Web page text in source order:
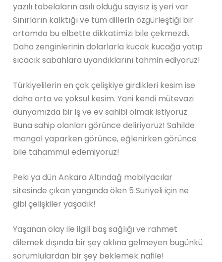
yazılı tabelaların asılı olduğu sayısız iş yeri var.
Sınırların kalktığı ve tüm dillerin özgürleştiği bir
ortamda bu elbette dikkatimizi bile çekmezdi.
Daha zenginlerinin dolarlarla kucak kucağa yatıp
sıcacık sabahlara uyandıklarını tahmin ediyoruz!
Türkiyelilerin en çok çelişkiye girdikleri kesim ise
daha orta ve yoksul kesim. Yani kendi mütevazi
dünyamızda bir iş ve ev sahibi olmak istiyoruz.
Buna sahip olanları görünce deliriyoruz! Sahilde
mangal yaparken görünce, eğlenirken görünce
bile tahammül edemiyoruz!
Peki ya dün Ankara Altındağ mobilyacılar
sitesinde çıkan yangında ölen 5 Suriyeli için ne
gibi çelişkiler yaşadık!
Yaşanan olay ile ilgili baş sağlığı ve rahmet
dilemek dışında bir şey aklına gelmeyen bugünkü
sorumlulardan bir şey beklemek nafile!